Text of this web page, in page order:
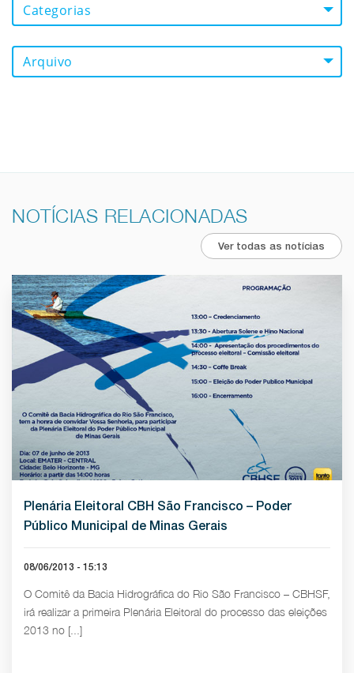
Categorias
Arquivo
NOTÍCIAS RELACIONADAS
Ver todas as notícias
Plenária Eleitoral CBH São Francisco – Poder
Público Municipal de Minas Gerais
08/06/2013 - 15:13
O Comitê da Bacia Hidrográfica do Rio São Francisco – CBHSF,
irá realizar a primeira Plenária Eleitoral do processo das eleições
2013 no [...]